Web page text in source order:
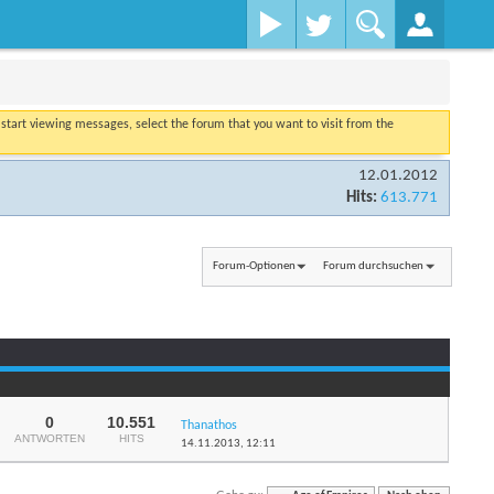
viewing messages, select the forum that you want to visit from the
12.01.2012
Hits: 613.771
Forum-Optionen Forum durchsuchen
0
ANTWORTEN
10.551
HITS
Thanathos
14.11.2013, 12:11